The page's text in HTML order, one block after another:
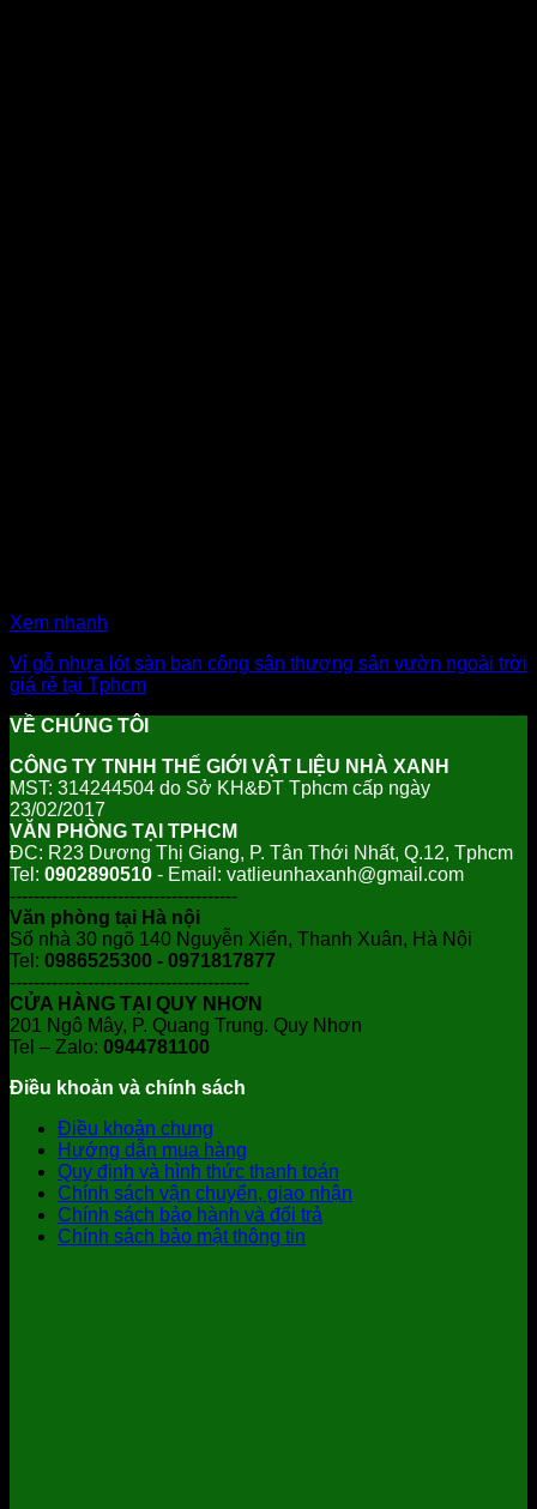
Xem nhanh
Vỉ gỗ nhựa lót sàn ban công sân thượng sân vườn ngoài trời
giá rẻ tại Tphcm
VỀ CHÚNG TÔI
CÔNG TY TNHH THẾ GIỚI VẬT LIỆU NHÀ XANH
MST: 314244504 do Sở KH&ĐT Tphcm cấp ngày
23/02/2017
VĂN PHÒNG TẠI TPHCM
ĐC: R23 Dương Thị Giang, P. Tân Thới Nhất, Q.12, Tphcm
Tel: 0902890510 - Email: vatlieunhaxanh@gmail.com
--------------------------------------
Văn phòng tại Hà nội
Số nhà 30 ngõ 140 Nguyễn Xiển, Thanh Xuân, Hà Nội
Tel: 0986525300 - 0971817877
----------------------------------------
CỬA HÀNG TẠI QUY NHƠN
201 Ngô Mây, P. Quang Trung. Quy Nhơn
Tel – Zalo: 0944781100
Điều khoản và chính sách
Điều khoản chung
Hướng dẫn mua hàng
Quy định và hình thức thanh toán
Chính sách vận chuyển, giao nhận
Chính sách bảo hành và đổi trả
Chính sách bảo mật thông tin